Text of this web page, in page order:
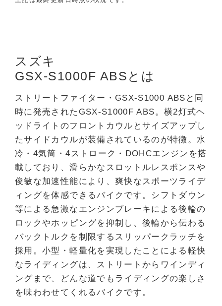
スズキ
GSX-S1000F ABSとは
ストリートファイター・GSX-S1000 ABSと同
時に発売されたGSX-S1000F ABS。横2灯式ヘ
ッドライトのフロントカウルとサイズアップし
たサイドカウルが装備されているのが特徴。水
冷・4気筒・4ストローク・DOHCエンジンを搭
載しており、滑らかなスロットルレスポンスや
俊敏な加速性能により、爽快なスポーツライデ
ィングを体感できるバイクです。シフトダウン
等による急激なエンジンブレーキによる後輪の
ロックやホッピングを抑制し、後輪から伝わる
バックトルクを制限するスリッパークラッチを
採用。小型・軽量化を実現したことによる軽快
なライディングは、ストリートからワインディ
ングまで、どんな道でもライディングの楽しさ
を味わわせてくれるバイクです。